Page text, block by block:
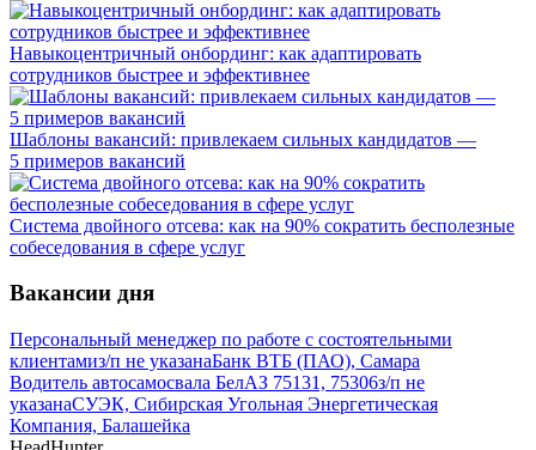
Навыкоцентричный онбординг: как адаптировать
сотрудников быстрее и эффективнее
Шаблоны вакансий: привлекаем сильных кандидатов —
5 примеров вакансий
Система двойного отсева: как на 90% сократить бесполезные
собеседования в сфере услуг
Вакансии дня
Персональный менеджер по работе с состоятельными
клиентамиз/п не указанаБанк ВТБ (ПАО), Самара
Водитель автосамосвала БелАЗ 75131, 75306з/п не
указанаСУЭК, Сибирская Угольная Энергетическая
Компания, Балашейка